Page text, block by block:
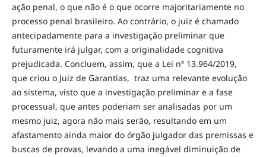
ação penal, o que não é o que ocorre majoritariamente no
processo penal brasileiro. Ao contrário, o juiz é chamado
antecipadamente para a investigação preliminar que
futuramente irá julgar, com a originalidade cognitiva
prejudicada. Concluem, assim, que a Lei nº 13.964/2019,
que criou o Juiz de Garantias, traz uma relevante evolução
ao sistema, visto que a investigação preliminar e a fase
processual, que antes poderiam ser analisadas por um
mesmo juiz, agora não mais serão, resultando em um
afastamento ainda maior do órgão julgador das premissas e
buscas de provas, levando a uma inegável diminuição de